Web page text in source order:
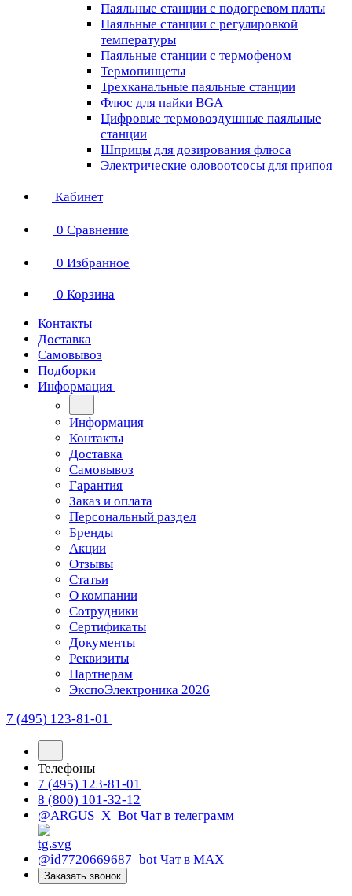
Паяльные станции с подогревом платы
Паяльные станции с регулировкой
температуры
Паяльные станции с термофеном
Термопинцеты
Трехканальные паяльные станции
Флюс для пайки BGA
Цифровые термовоздушные паяльные
станции
Шприцы для дозирования флюса
Электрические оловоотсосы для припоя
Кабинет
0 Сравнение
0 Избранное
0 Корзина
Контакты
Доставка
Самовывоз
Подборки
Информация
Информация
Контакты
Доставка
Самовывоз
Гарантия
Заказ и оплата
Персональный раздел
Бренды
Акции
Отзывы
Статьи
О компании
Сотрудники
Сертификаты
Документы
Реквизиты
Партнерам
ЭкспоЭлектроника 2026
7 (495) 123-81-01
Телефоны
7 (495) 123-81-01
8 (800) 101-32-12
@ARGUS_X_Bot Чат в телеграмм
@id7720669687_bot Чат в МАХ
Заказать звонок